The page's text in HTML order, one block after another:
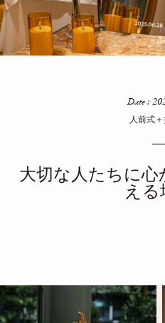
Date :
人前式
大切な人たちに
える